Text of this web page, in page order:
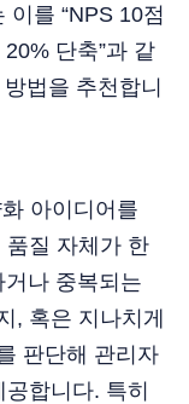
이를 “NPS 10점
단축”과 같
법을 추천합니
아이디어를
품질 자체가 한
나 중복되는
, 혹은 지나치게
판단해 관리자
합니다. 특히